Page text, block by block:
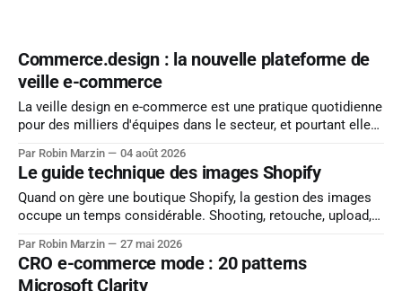
Commerce.design : la nouvelle plateforme de
veille e-commerce
La veille design en e-commerce est une pratique quotidienne
pour des milliers d'équipes dans le secteur, et pourtant elle
personnels et des dossiers partagés que personne ne
retrouve plus. Mais ça peut changer ! Car on vous partage
aujourd'hui
Par Robin Marzin 04 août 2026
Le guide technique des images Shopify
Quand on gère une boutique Shopify, la gestion des images
occupe un temps considérable. Shooting, retouche, upload,
les fichiers sont bien préparés. Quand ils ne le sont pas, les
conséquences s'accumulent discrètement : pages lentes,
visuels flous sur certains écrans,
Par Robin Marzin 27 mai 2026
CRO e-commerce mode : 20 patterns
Microsoft Clarity